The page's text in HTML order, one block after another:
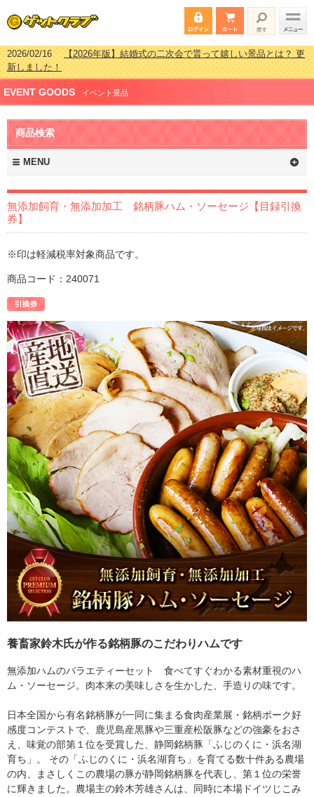
2026/02/16【2026年版】結婚式の二次会で貰って嬉しい景品とは？ 更
新しました！
2026/02/03【2026年版】ゴルフコンペ景品 3000円未満［2000円～
2999円編］もらってうれしい人気ラ…
2026/07/15【2026年版】ビンゴゲーム景品おすすめ金額別人気ランキ
ング 更新しました！
2026/04/03
2999円編］もらってうれしい人気ラ…
EVENT GOODS イベント景品
商品検索
MENU
無添加飼育・無添加加工 銘柄豚ハム・ソーセージ【目録引換
券】
※印は軽減税率対象商品です。
商品コード：240071
養畜家鈴木氏が作る銘柄豚のこだわりハムです
無添加ハムのバラエティーセット 食べてすぐわかる素材重視のハ
ム・ソーセージ。肉本来の美味しさを生かした、手造りの味です。
日本全国から有名銘柄豚が一同に集まる食肉産業展・銘柄ポーク好
感度コンテストで、鹿児島産黒豚や三重産松阪豚などの強豪をおさ
え、味覚の部第１位を受賞した、静岡銘柄豚「ふじのくに・浜名湖
育ち」。 その「ふじのくに・浜名湖育ち」を育てる数十件ある農場
の内、まさしくこの農場の豚が静岡銘柄豚を代表し、第１位の栄誉
に輝きました。農場主の鈴木芳雄さんは、同時に本場ドイツじこみ